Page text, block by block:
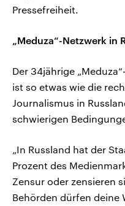
Pressefreiheit.
„Meduza“-Netzwerk in
Der 34jährige
ist so etwas wie die
Journalismus in
schwierigen
„In Russland hat der
Prozent des
Zensur oder zensieren
Behörden dürfen deine